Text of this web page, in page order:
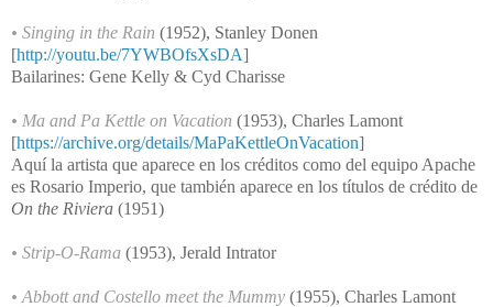
• Singing in the Rain (1952), Stanley Donen
[http://youtu.be/7YWBOfsXsDA]
Bailarines: Gene Kelly & Cyd Charisse
• Ma and Pa Kettle on Vacation (1953), Charles Lamont
[https://archive.org/details/MaPaKettleOnVacation]
Aquí la artista que aparece en los créditos como del equipo Apache
es Rosario Imperio, que también aparece en los títulos de crédito de
On the Riviera (1951)
• Strip-O-Rama (1953), Jerald Intrator
• Abbott and Costello meet the Mummy (1955), Charles Lamont